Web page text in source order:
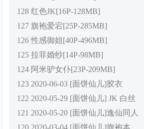
128 红色JK[16P-128MB]
127 旗袍爱宕[25P-285MB]
126 性感御姐[40P-496MB]
125 拉菲婚纱[14P-98MB]
124 阿米驴女仆[23P-209MB]
123 2020-06-03 [面饼仙儿]胶衣
122 2020-05-29 [面饼仙儿] JK 白丝
121 2020-05-20 [面饼仙儿]逸仙同人